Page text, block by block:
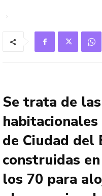
Se trata de
habitacionales
de Ciudad del
construidas
los 70 para